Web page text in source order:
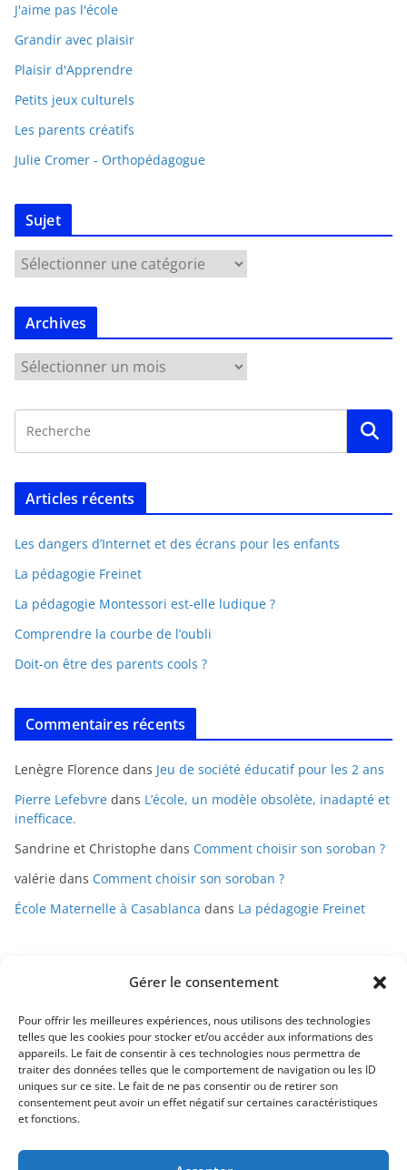
Gérer le consentement
Pour offrir les meilleures expériences, nous utilisons des technologies
telles que les cookies pour stocker et/ou accéder aux informations des
appareils. Le fait de consentir à ces technologies nous permettra de
traiter des données telles que le comportement de navigation ou les ID
uniques sur ce site. Le fait de ne pas consentir ou de retirer son
consentement peut avoir un effet négatif sur certaines caractéristiques
et fonctions.
J'aime pas l'école
Grandir avec plaisir
Plaisir d'Apprendre
Petits jeux culturels
Les parents créatifs
Julie Cromer - Orthopédagogue
Sujet
Archives
Articles récents
Les dangers d’Internet et des écrans pour les enfants
La pédagogie Freinet
La pédagogie Montessori est-elle ludique ?
Comprendre la courbe de l’oubli
Doit-on être des parents cools ?
Commentaires récents
Lenègre Florence dans Jeu de société éducatif pour les 2 ans
Pierre Lefebvre dans L’école, un modèle obsolète, inadapté et
inefficace.
Sandrine et Christophe dans Comment choisir son soroban ?
valérie dans Comment choisir son soroban ?
École Maternelle à Casablanca dans La pédagogie Freinet
Mentions légales
Conditions générales de vente